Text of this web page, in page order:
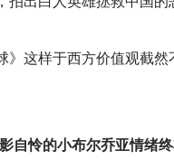
这样于西方价值观截然
自怜的小布尔乔亚情绪